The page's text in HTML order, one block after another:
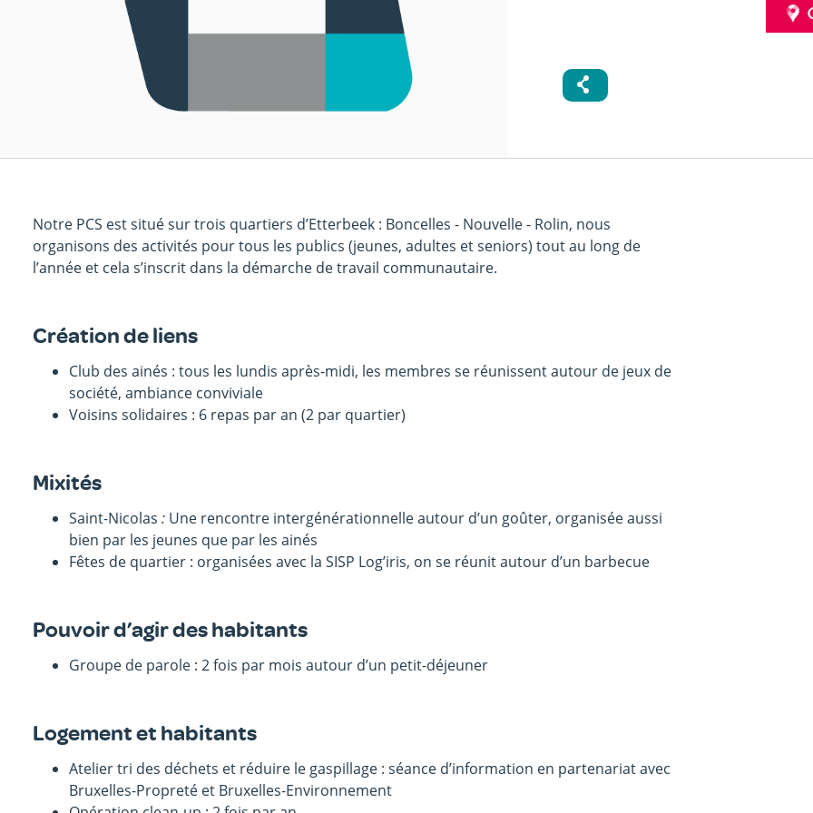
Notre PCS est situé sur trois quartiers d’Etterbeek : Boncelles - Nouvelle - Rolin, nous
organisons des activités pour tous les publics (jeunes, adultes et seniors) tout au long de
l’année et cela s’inscrit dans la démarche de travail communautaire.
Création de liens
Club des ainés : tous les lundis après-midi, les membres se réunissent autour de jeux de
société, ambiance conviviale
Voisins solidaires : 6 repas par an (2 par quartier)
Mixités
Saint-Nicolas : Une rencontre intergénérationnelle autour d’un goûter, organisée aussi
bien par les jeunes que par les ainés
Fêtes de quartier : organisées avec la SISP Log’iris, on se réunit autour d’un barbecue
Pouvoir d’agir des habitants
Groupe de parole : 2 fois par mois autour d’un petit-déjeuner
Logement et habitants
Atelier tri des déchets et réduire le gaspillage : séance d’information en partenariat avec
Bruxelles-Propreté et Bruxelles-Environnement